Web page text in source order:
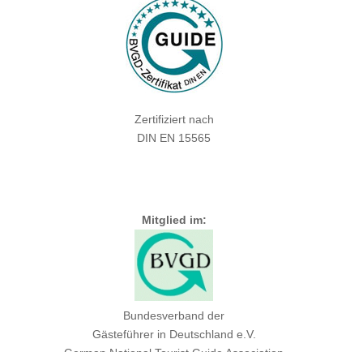
Zertifiziert nach
DIN EN 15565
Mitglied im:
Bundesverband der
Gästeführer in Deutschland e.V.